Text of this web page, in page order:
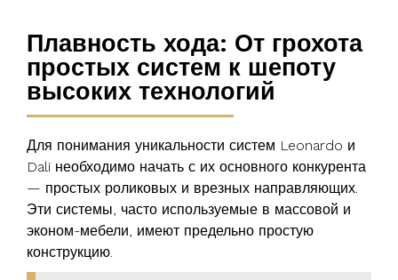
Плавность хода: От грохота
простых систем к шепоту
высоких технологий
Для понимания уникальности систем Leonardo и
Dali необходимо начать с их основного конкурента
— простых роликовых и врезных направляющих.
Эти системы, часто используемые в массовой и
эконом-мебели, имеют предельно простую
конструкцию.